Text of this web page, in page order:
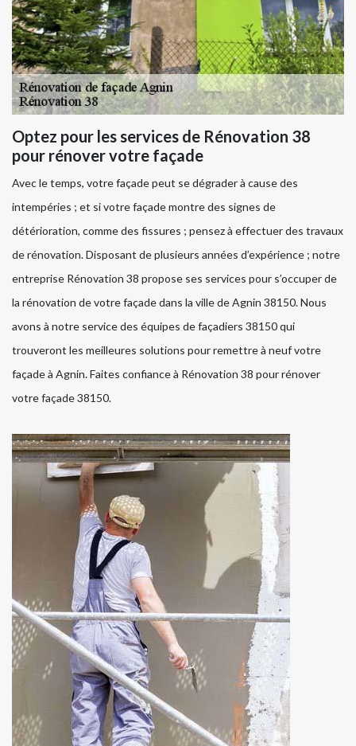
Optez pour les services de Rénovation 38
pour rénover votre façade
Avec le temps, votre façade peut se dégrader à cause des
intempéries ; et si votre façade montre des signes de
détérioration, comme des fissures ; pensez à effectuer des travaux
de rénovation. Disposant de plusieurs années d’expérience ; notre
entreprise Rénovation 38 propose ses services pour s’occuper de
la rénovation de votre façade dans la ville de Agnin 38150. Nous
avons à notre service des équipes de façadiers 38150 qui
trouveront les meilleures solutions pour remettre à neuf votre
façade à Agnin. Faites confiance à Rénovation 38 pour rénover
votre façade 38150.